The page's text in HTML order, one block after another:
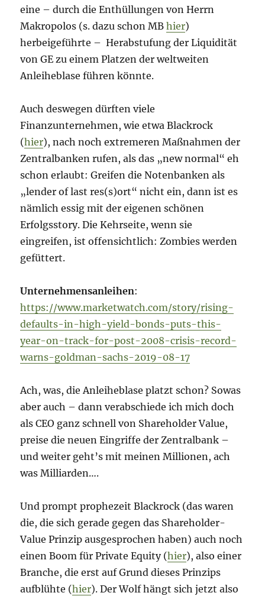
eine – durch die Enthüllungen von Herrn
Makropolos (s. dazu schon MBhier)
herbeigeführte – Herabstufung der Liquidität
von GE zu einem Platzen der weltweiten
Anleiheblase führen könnte.
Auch deswegen dürften viele
Finanzunternehmen, wie etwa Blackrock
(hier), nach noch extremeren Maßnahmen der
Zentralbanken rufen, als das „new normal“ eh
schon erlaubt: Greifen die Notenbanken als
„lender of last res(s)ort“ nicht ein, dann ist es
nämlich essig mit der eigenen schönen
Erfolgsstory. Die Kehrseite, wenn sie
eingreifen, ist offensichtlich: Zombies werden
gefüttert.
Unternehmensanleihen:
https://www.marketwatch.com/story/rising-
defaults-in-high-yield-bonds-puts-this-
year-on-track-for-post-2008-crisis-record-
warns-goldman-sachs-2019-08-17
Ach, was, die Anleiheblase platzt schon? Sowas
aber auch – dann verabschiede ich mich doch
als CEO ganz schnell von Shareholder Value,
preise die neuen Eingriffe der Zentralbank –
und weiter geht’s mit meinen Millionen, ach
was Milliarden….
Und prompt prophezeit Blackrock (das waren
die, die sich gerade gegen das Shareholder-
Value Prinzip ausgesprochen haben) auch noch
einen Boom für Private Equity (hier), also einer
Branche, die erst auf Grund dieses Prinzips
aufblühte (hier). Der Wolf hängt sich jetzt also